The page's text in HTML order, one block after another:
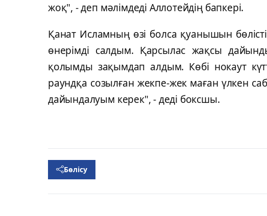
жоқ", - деп мәлімдеді Аллотейдің бапкері.
Қанат Исламның өзі болса қуанышын
өнерімді салдым. Қарсылас жақсы
қолымды зақымдап алдым. Көбі нокаут
раундқа созылған жекпе-жек маған үлкен
дайындалуым керек", - деді боксшы.
Бөлісу